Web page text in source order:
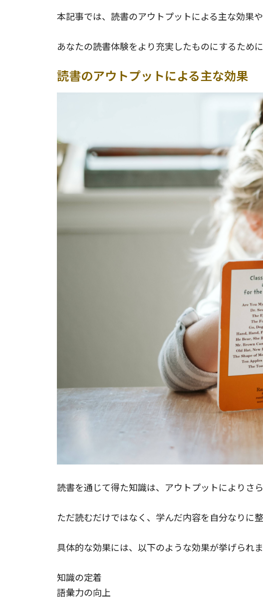
本記事では、読書のアウトプットによる主な効果
あなたの読書体験をより充実したものにするため
読書のアウトプットによる主な効果
読書を通じて得た知識は、アウトプットによりさ
ただ読むだけではなく、学んだ内容を自分なりに
具体的な効果には、以下のような効果が挙げられま
知識の定着
語彙力の向上